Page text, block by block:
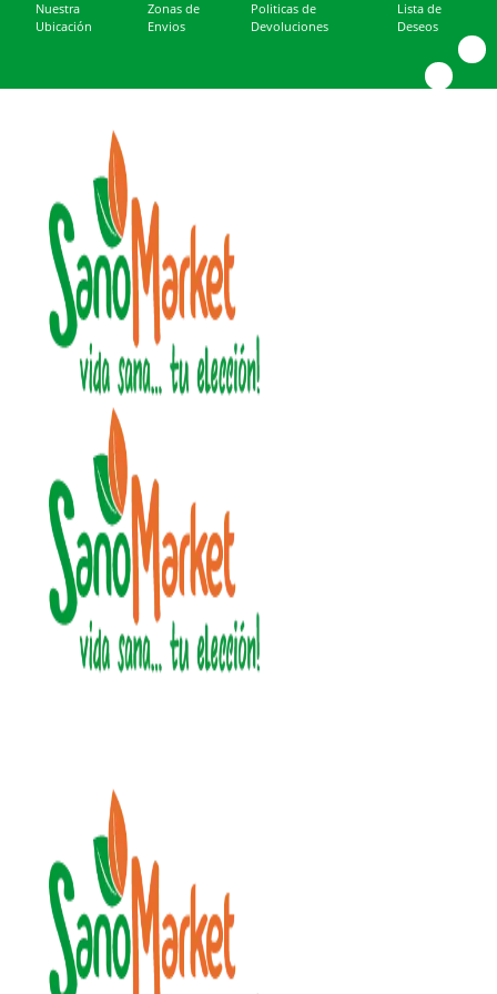
Nuestra
Ubicación
Zonas de
Envios
Politicas de
Devoluciones
Lista de
Deseos